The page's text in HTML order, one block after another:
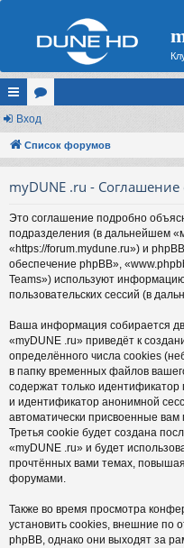
с
ы
ор
ум
Вход
Список форумов
myDUNE .ru -
Это соглашение подробно
подразделения (в дальнейшем
«https://forum.mydune.ru») и
обеспечение phpBB»,
Teams») используют
пользовательских сессий (в
Ваша информация собирается
«myDUNE .ru» приведёт к
определённого числа cookies
в папку временных файлов
содержат только
и идентификатор анонимной
автоматически присвоенные
Третья cookie будет создана
«myDUNE .ru» и будет
прочтённых вами темах,
форумами.
Также во время просмотра
установить cookies, внешние по
phpBB, однако они выходят за